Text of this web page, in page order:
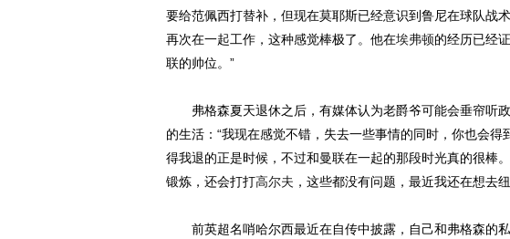
要给范佩西打替补，但现在莫耶斯已经意识到鲁尼在球队战
再次在一起工作，这种感觉棒极了。他在埃弗顿的经历已经
联的帅位。”
弗格森夏天退休之后，有媒体认为老爵爷可能会垂帘听
的生活：“我现在感觉不错，失去一些事情的同时，你也会
得我退的正是时候，不过和曼联在一起的那段时光真的很棒
锻炼，还会打打高尔夫 ，这些都没有问题，最近我还在想去
前英超名哨哈尔西最近在自传中披露，自己和弗格森的